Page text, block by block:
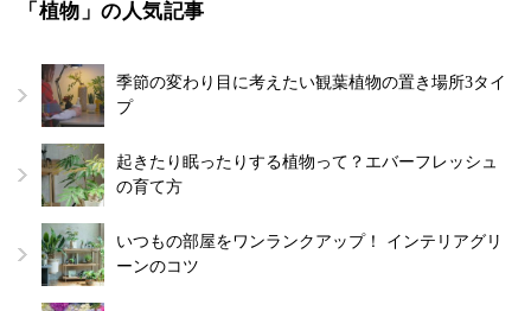
「植物」の人気記事
季節の変わり目に考えたい観葉植物の置き場所3タイ
プ
起きたり眠ったりする植物って？エバーフレッシュ
の育て方
いつもの部屋をワンランクアップ！ インテリアグリ
ーンのコツ